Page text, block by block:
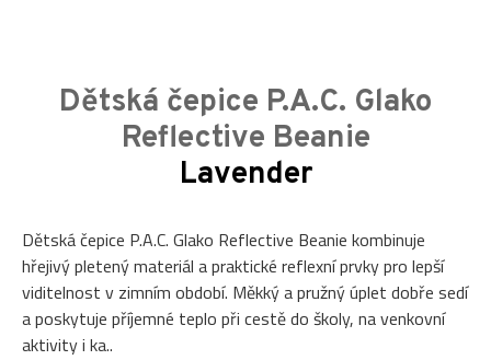
Dětská čepice P.A.C. Glako
Reflective Beanie
Lavender
Dětská čepice P.A.C. Glako Reflective Beanie kombinuje
hřejivý pletený materiál a praktické reflexní prvky pro lepší
viditelnost v zimním období. Měkký a pružný úplet dobře sedí
a poskytuje příjemné teplo při cestě do školy, na venkovní
aktivity i ka..